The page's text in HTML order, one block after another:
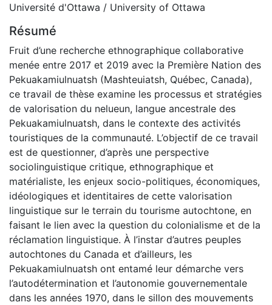
Université d'Ottawa / University of Ottawa
Résumé
Fruit d’une recherche ethnographique collaborative
menée entre 2017 et 2019 avec la Première Nation des
Pekuakamiulnuatsh (Mashteuiatsh, Québec, Canada),
ce travail de thèse examine les processus et stratégies
de valorisation du nelueun, langue ancestrale des
Pekuakamiulnuatsh, dans le contexte des activités
touristiques de la communauté. L’objectif de ce travail
est de questionner, d’après une perspective
sociolinguistique critique, ethnographique et
matérialiste, les enjeux socio-politiques, économiques,
idéologiques et identitaires de cette valorisation
linguistique sur le terrain du tourisme autochtone, en
faisant le lien avec la question du colonialisme et de la
réclamation linguistique. À l’instar d’autres peuples
autochtones du Canada et d’ailleurs, les
Pekuakamiulnuatsh ont entamé leur démarche vers
l’autodétermination et l’autonomie gouvernementale
dans les années 1970, dans le sillon des mouvements